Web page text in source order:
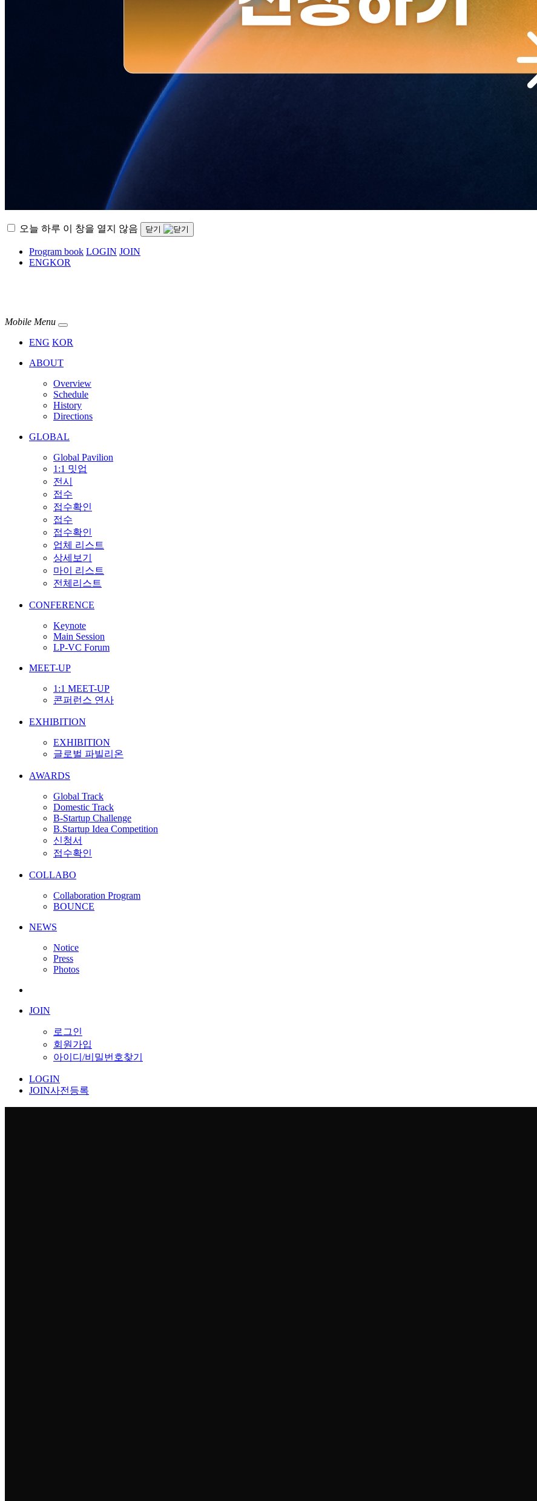
오늘 하루 이 창을 열지 않음 닫기
Program book LOGIN JOIN
ENGKOR
Mobile Menu
ENG KOR
ABOUT
Overview
Schedule
History
Directions
GLOBAL
Global Pavilion
1:1 밋업
전시
접수
접수확인
접수
접수확인
업체 리스트
상세보기
마이 리스트
전체리스트
CONFERENCE
Keynote
Main Session
LP-VC Forum
MEET-UP
1:1 MEET-UP
콘퍼런스 연사
EXHIBITION
EXHIBITION
글로벌 파빌리온
AWARDS
Global Track
Domestic Track
B-Startup Challenge
B.Startup Idea Competition
신청서
접수확인
COLLABO
Collaboration Program
BOUNCE
NEWS
Notice
Press
Photos
JOIN
로그인
회원가입
아이디/비밀번호찾기
LOGIN
JOIN사전등록